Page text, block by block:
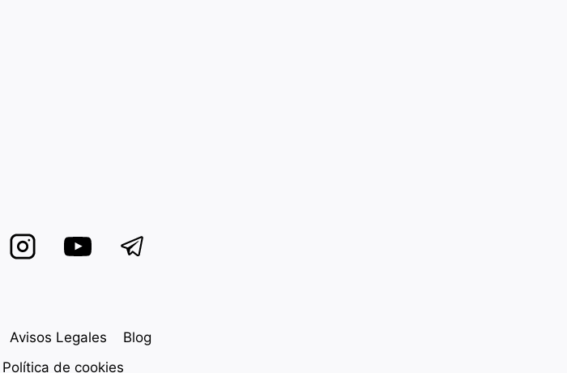
Avisos Legales
Blog
Política de cookies